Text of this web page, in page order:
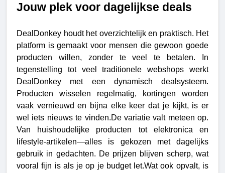
Jouw plek voor dagelijkse deals
DealDonkey houdt het overzichtelijk en praktisch. Het
platform is gemaakt voor mensen die gewoon goede
producten willen, zonder te veel te betalen. In
tegenstelling tot veel traditionele webshops werkt
DealDonkey met een dynamisch dealsysteem.
Producten wisselen regelmatig, kortingen worden
vaak vernieuwd en bijna elke keer dat je kijkt, is er
wel iets nieuws te vinden.De variatie valt meteen op.
Van huishoudelijke producten tot elektronica en
lifestyle-artikelen—alles is gekozen met dagelijks
gebruik in gedachten. De prijzen blijven scherp, wat
vooral fijn is als je op je budget let.Wat ook opvalt, is